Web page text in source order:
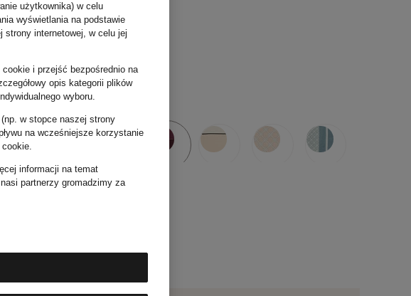
użytkownika) w celu
wyświetlania na podstawie
strony internetowej, w celu jej
i przejść bezpośrednio na
opis kategorii plików
wyboru.
w stopce naszej strony
na wcześniejsze korzystanie
.
informacji na temat
partnerzy gromadzimy za